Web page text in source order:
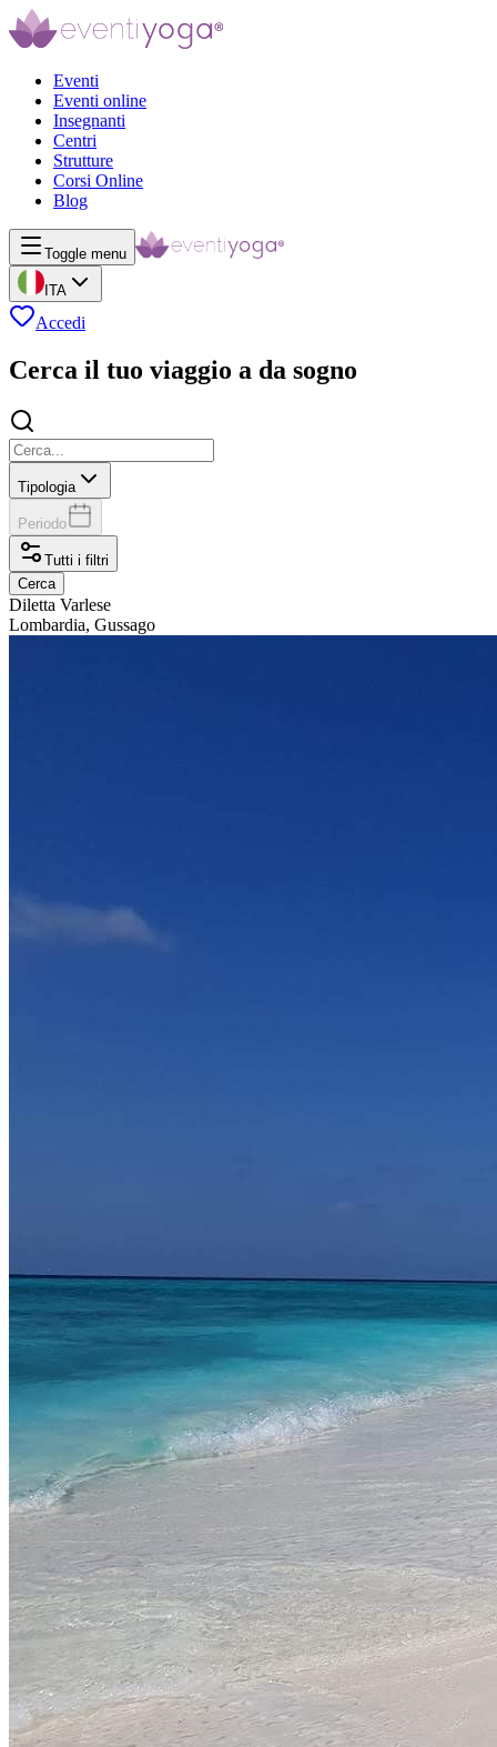
Eventi
Eventi online
Insegnanti
Centri
Strutture
Corsi Online
Blog
Toggle menu
ITA
Accedi
Cerca il tuo viaggio a da sogno
Tipologia
Periodo
Tutti i filtri
Cerca
Diletta Varlese
Lombardia, Gussago